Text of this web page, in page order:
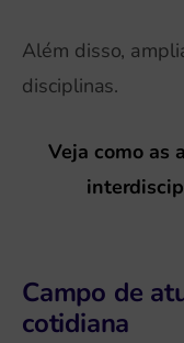
Além disso,
disciplinas.
Veja como as
Campo de
cotidiana